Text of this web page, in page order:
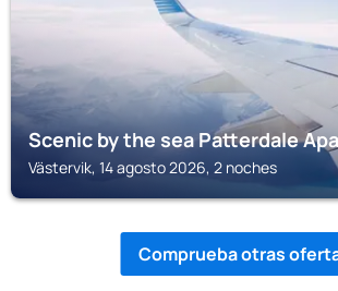
Scenic by the sea Patterdale
Västervik, 14 agosto 2026, 2 noches
Comprueba otras